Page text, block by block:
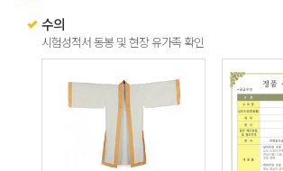
수의
시험성적서 동봉 및 현장 유가족 확인